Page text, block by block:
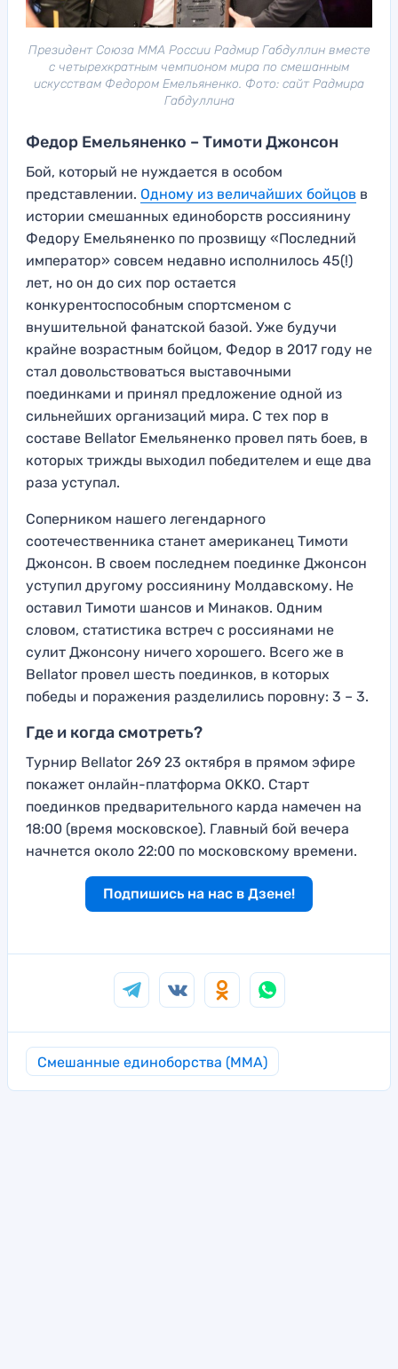
Президент Союза ММА России Радмир Габдуллин вместе
с четырехкратным чемпионом мира по смешанным
искусствам Федором Емельяненко. Фото: сайт Радмира
Габдуллина
Федор Емельяненко – Тимоти Джонсон
Бой, который не нуждается в особом
представлении. Одному из величайших бойцов в
истории смешанных единоборств россиянину
Федору Емельяненко по прозвищу «Последний
император» совсем недавно исполнилось 45(!)
лет, но он до сих пор остается
конкурентоспособным спортсменом с
внушительной фанатской базой. Уже будучи
крайне возрастным бойцом, Федор в 2017 году не
стал довольствоваться выставочными
поединками и принял предложение одной из
сильнейших организаций мира. С тех пор в
составе Bellator Емельяненко провел пять боев, в
которых трижды выходил победителем и еще два
раза уступал.
Соперником нашего легендарного
соотечественника станет американец Тимоти
Джонсон. В своем последнем поединке Джонсон
уступил другому россиянину Молдавскому. Не
оставил Тимоти шансов и Минаков. Одним
словом, статистика встреч с россиянами не
сулит Джонсону ничего хорошего. Всего же в
Bellator провел шесть поединков, в которых
победы и поражения разделились поровну: 3 – 3.
Где и когда смотреть?
Турнир Bellator 269 23 октября в прямом эфире
покажет онлайн-платформа OKKO. Старт
поединков предварительного карда намечен на
18:00 (время московское). Главный бой вечера
начнется около 22:00 по московскому времени.
Подпишись на нас в Дзене!
Смешанные единоборства (MMA)